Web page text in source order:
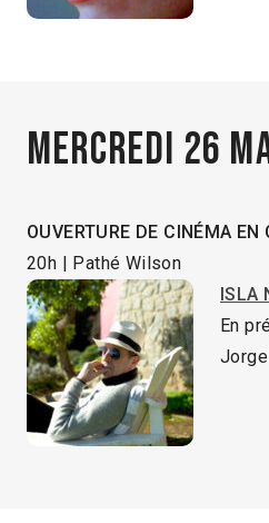
Mercredi 26
OUVERTURE DE CINÉMA
20h | Pathé Wilson
ISLA
En
Jorge